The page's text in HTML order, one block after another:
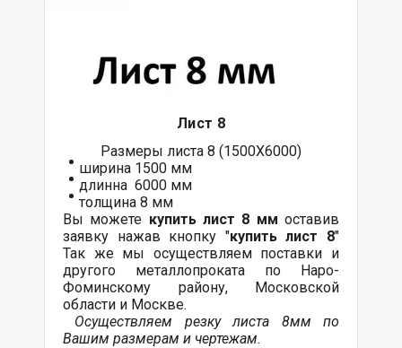
Лист 8
Размеры листа 8 (1500Х6000)
ширина 1500 мм
длинна 6000 мм
толщина 8 мм
Вы можете купить лист 8 ммоставив
заявку нажав кнопку "купить лист 8"
Так же мы осуществляем поставки и
другого металлопроката по Наро-
Фоминскому району, Московской
области и Москве.
Осуществляем резку листа 8мм по
Вашим размерам и чертежам.